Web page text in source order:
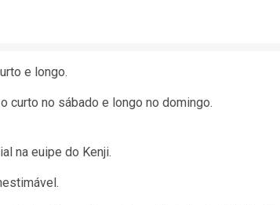
e longo.
curto no sábado e longo no domingo.
na euipe do Kenji.